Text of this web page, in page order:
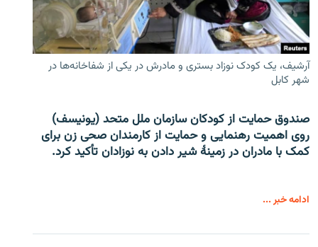
آرشیف، یک کودک نوزاد بستری و مادرش در یکی از شفاخانه‌ها در
شهر کابل
صندوق حمایت از کودکان سازمان ملل متحد (یونیسف)
روی اهمیت رهنمایی و حمایت از کارمندان صحی زن برای
کمک با مادران در زمینۀ شیر دادن به نوزادان تأکید کرد.
ادامه خبر ...